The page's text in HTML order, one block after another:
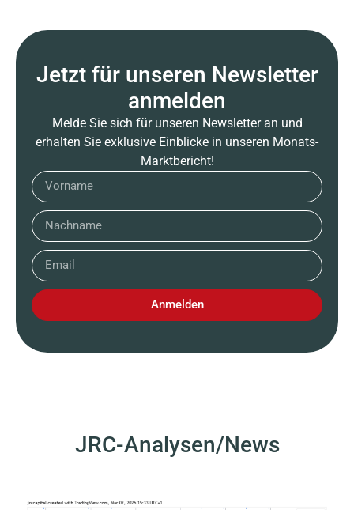
Jetzt für unseren Newsletter
anmelden
Melde Sie sich für unseren Newsletter an und
erhalten Sie exklusive Einblicke in unseren Monats-
Marktbericht!
Anmelden
JRC-Analysen/News